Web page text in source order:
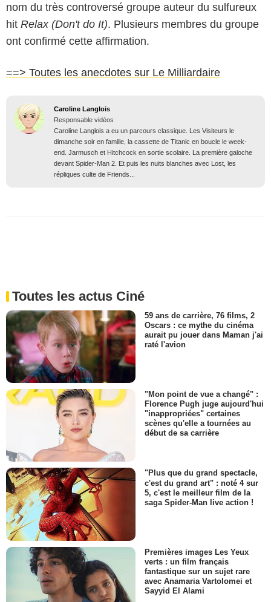
nom du très controversé groupe auteur du sulfureux
hit Relax (Don't do It). Plusieurs membres du groupe
ont confirmé cette affirmation.
==> Toutes les anecdotes sur Le Milliardaire
Caroline Langlois
Responsable vidéos
Caroline Langlois a eu un parcours classique. Les Visiteurs le
dimanche soir en famille, la cassette de Titanic en boucle le week-
end. Jarmusch et Hitchcock en sortie scolaire. La première galoche
devant Spider-Man 2. Et puis les nuits blanches avec Lost, les
répliques culte de Friends...
Toutes les actus Ciné
59 ans de carrière, 76 films, 2
Oscars : ce mythe du cinéma
aurait pu jouer dans Maman j'ai
raté l'avion
"Mon point de vue a changé" :
Florence Pugh juge aujourd'hui
"inappropriées" certaines
scènes qu'elle a tournées au
début de sa carrière
"Plus que du grand spectacle,
c'est du grand art" : noté 4 sur
5, c'est le meilleur film de la
saga Spider-Man live action !
Premières images Les Yeux
verts : un film français
fantastique sur un sujet rare
avec Anamaria Vartolomei et
Sayyid El Alami